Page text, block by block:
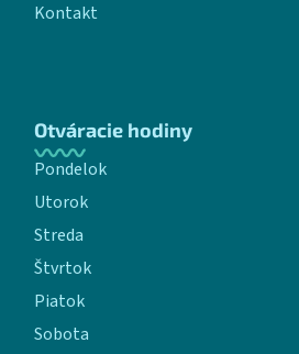
Kontakt
Otváracie hodiny
Pondelok
Utorok
Streda
Štvrtok
Piatok
Sobota